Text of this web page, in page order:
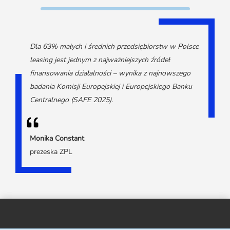
Partnerzy ZPL
Materiały do pobrania
Klauzule informacyjne
Dla 63% małych i średnich przedsiębiorstw w Polsce
leasing jest jednym z najważniejszych źródeł
finansowania działalności – wynika z najnowszego
badania Komisji Europejskiej i Europejskiego Banku
Centralnego (SAFE 2025).
Monika Constant
prezeska ZPL